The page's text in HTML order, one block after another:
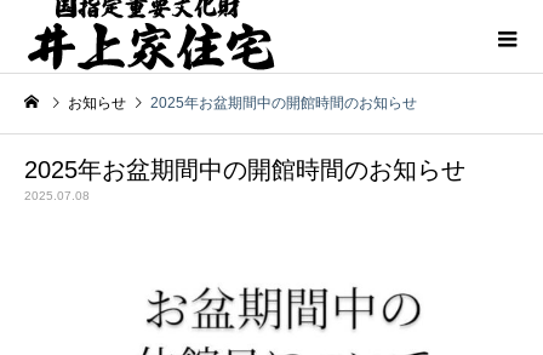
お知らせ 2025年お盆期間中の開館時間のお知らせ
2025年お盆期間中の開館時間のお知らせ
2025.07.08